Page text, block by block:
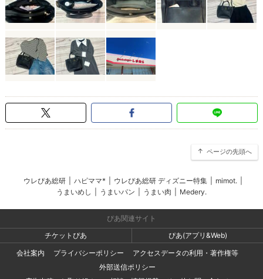
ページの先頭へ
ウレぴあ総研 ハピママ* ウレぴあ総研 ディズニー特集 mimot.
うまいめし
うまいパン うまい肉 Medery.
ぴあ関連サイト
チケットぴあ
ぴあ(アプリ&Web)
会社案内
プライバシーポリシー
アクセスデータの利用・著作権等
外部送信ポリシー